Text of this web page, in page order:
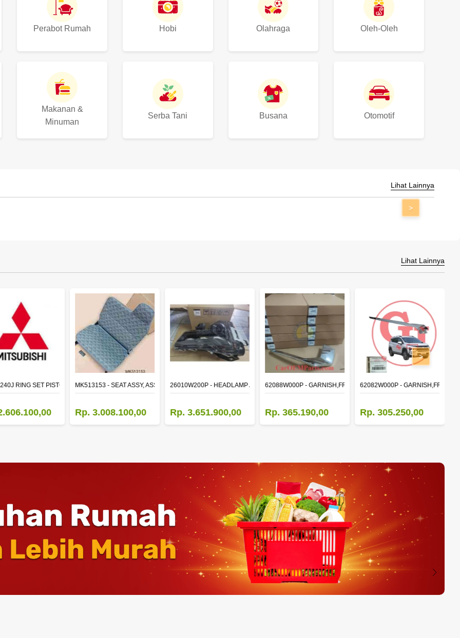
Perabot Rumah Hobi Olahraga Oleh-Oleh
Makanan &
Minuman
Serba Tani Busana Otomotif
Lihat Lainnya
>
Lihat Lainnya
LHRING SET PISTON STDMK513153 - SEAT ASSY, ASSISTANT
Rp. 3.008.100,00
26010W200P - HEADLAMP ASSY,RH
Rp. 3.651.900,00
62088W000P - GARNISH,FR BUMPER SIDE
Rp. 365.190,00
62082W000P - GARNISH,FR
Rp. 305.250,00
>